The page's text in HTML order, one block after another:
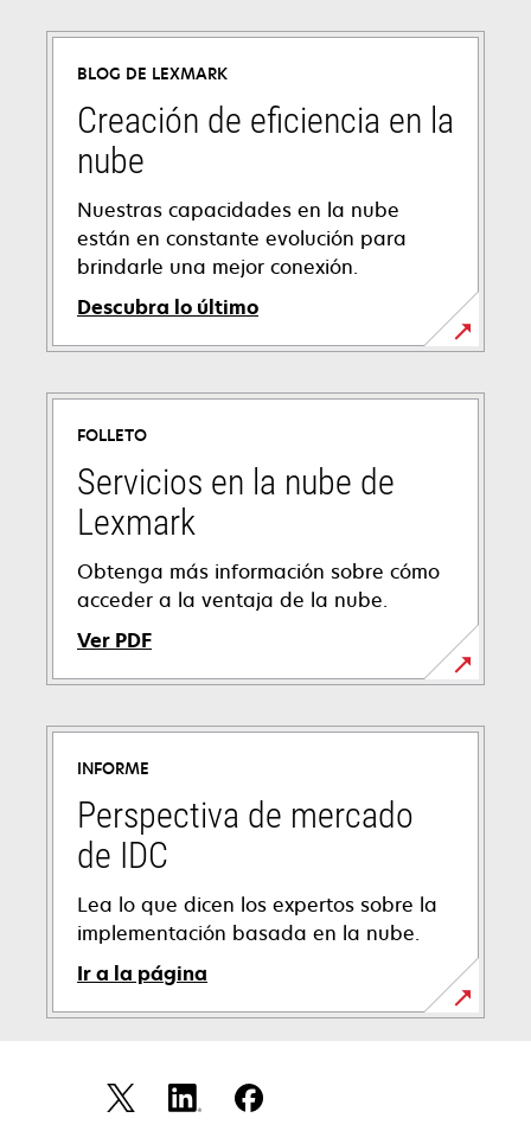
BLOG DE LEXMARK
Creación de eficiencia en la
nube
Nuestras capacidades en la nube
están en constante evolución para
brindarle una mejor conexión.
Descubra lo último
FOLLETO
Servicios en la nube de
Lexmark
Obtenga más información sobre cómo
acceder a la ventaja de la nube.
Ver PDF
se
abre
una
pestaña
nueva
INFORME
Perspectiva de mercado
de IDC
Lea lo que dicen los expertos sobre la
implementación basada en la nube.
Ir a la página